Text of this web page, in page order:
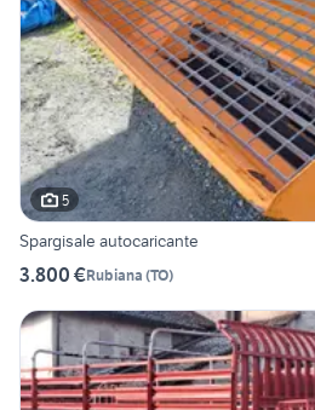
5
Spargisale autocaricante
3.800 €Rubiana (TO)